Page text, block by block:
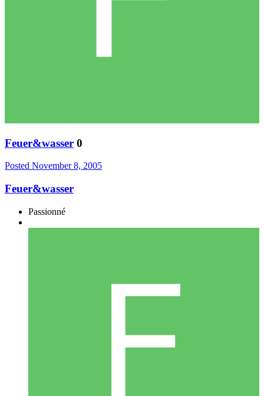
Feuer&wasser 0
Posted November 8, 2005
Feuer&wasser
Passionné